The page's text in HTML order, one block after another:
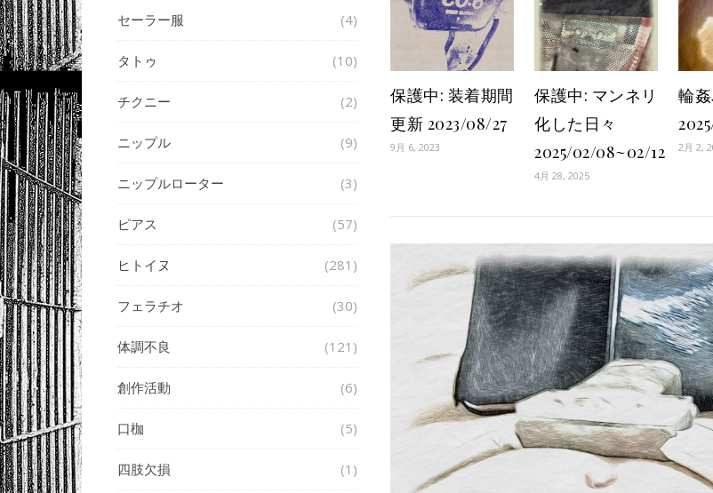
セーラー服 (4)
タトゥ (10)
チクニー (2)
ニップル (9)
ニップルローター (3)
ピアス (57)
ヒトイヌ (281)
フェラチオ (30)
体調不良 (121)
創作活動 (6)
口枷 (5)
四肢欠損 (1)
保護中: 装着期間
更新 2023/08/27
9月 6, 2023
保護中: マンネリ
化した日々
2025/02/08~02/12
4月 28, 2025
輪
2月 2,